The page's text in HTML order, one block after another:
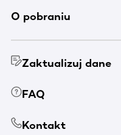
O pobraniu
Zaktualizuj dane
FAQ
Kontakt